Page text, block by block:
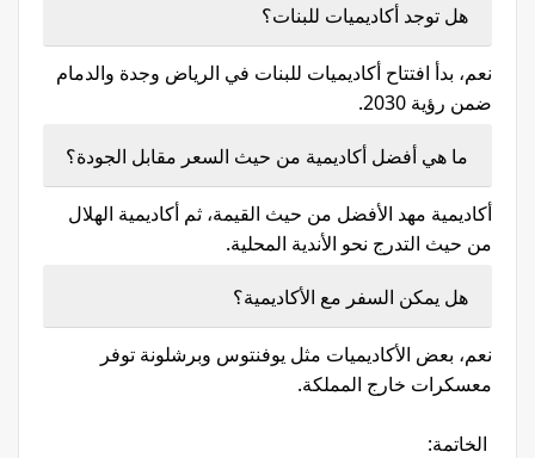
هل توجد أكاديميات للبنات؟
نعم، بدأ افتتاح أكاديميات للبنات في الرياض وجدة والدمام
ضمن رؤية 2030.
ما هي أفضل أكاديمية من حيث السعر مقابل الجودة؟
أكاديمية مهد الأفضل من حيث القيمة، ثم أكاديمية الهلال
من حيث التدرج نحو الأندية المحلية.
هل يمكن السفر مع الأكاديمية؟
نعم، بعض الأكاديميات مثل يوفنتوس وبرشلونة توفر
معسكرات خارج المملكة.
الخاتمة: